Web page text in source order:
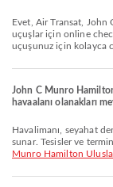
Evet, Air Transat, John C Munro Hamilton Uluslararası Havalimanı kalkışlı
uçuşlar için online
uçuşunuz için kolayca
John C Munro
havaalanı olanakları
Havalimanı, seyahat deneyiminizi geliştirmek için ve birçok farklı olanak
sunar. Tesisler ve
Munro Hamilton